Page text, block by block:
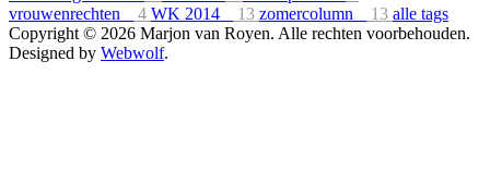
vrouwenrechten
4 WK 2014 13 zomercolumn 13 alle tags
Copyright © 2026 Marjon van Royen. Alle rechten voorbehouden.
Designed by Webwolf.